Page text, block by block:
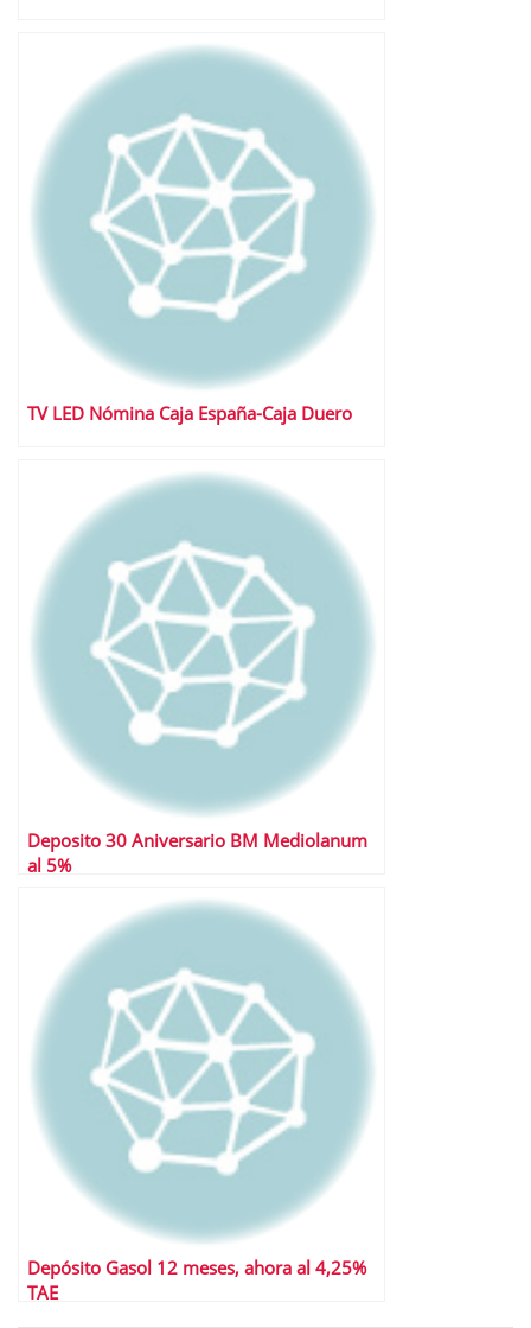
TV LED Nómina Caja España-Caja Duero
Deposito 30 Aniversario BM Mediolanum
al 5%
Depósito Gasol 12 meses, ahora al 4,25%
TAE